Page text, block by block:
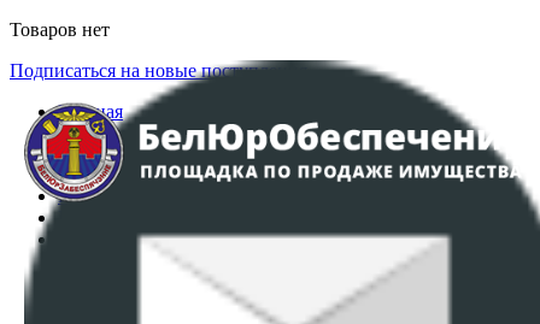
Товаров нет
Подписаться на новые поступления
Главная
Аукционы
Интернет-магазин
Регламент организации и проведения торгов
Политика в отношении обработки персональных
ПОЛОЖЕНИЕ О ПОЛИТИКЕ ОБРАБОТКИ COOKIE-